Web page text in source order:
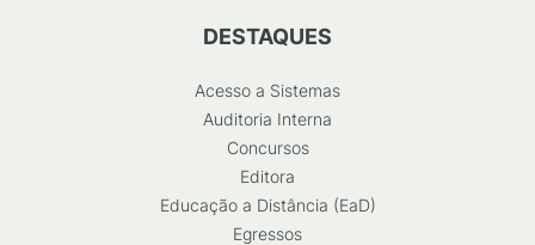
DESTAQUES
Acesso a Sistemas
Auditoria Interna
Concursos
Editora
Educação a Distância (EaD)
Egressos